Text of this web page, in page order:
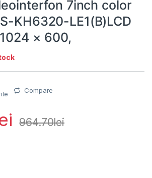
7inch color
KH6320-LE1(B)LCD
× 600,
Compare
964.70lei